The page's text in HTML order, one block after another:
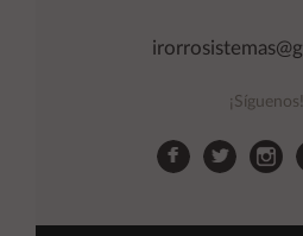
¡Síguenos!